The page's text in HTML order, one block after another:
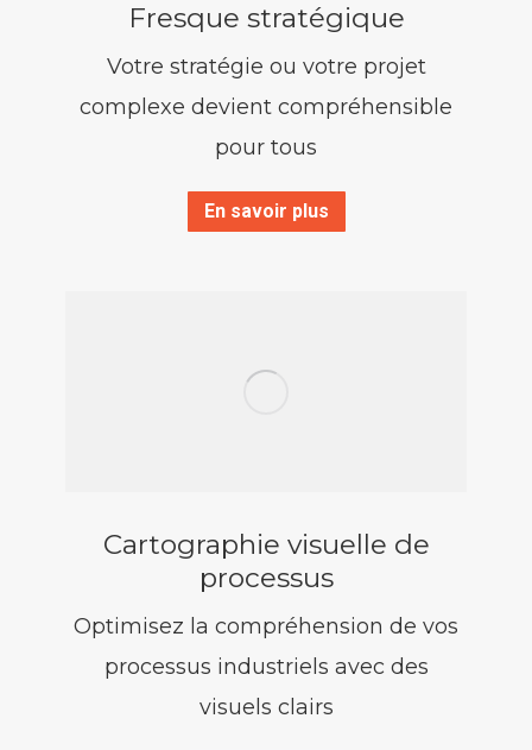
Fresque stratégique
Votre stratégie ou votre projet
complexe devient compréhensible
pour tous
En savoir plus
Cartographie visuelle de
processus
Optimisez la compréhension de vos
processus industriels avec des
visuels clairs